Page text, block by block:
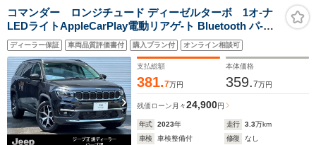
コマンダー ロンジチュード ディーゼルターボ 1オ-ナ
LEDライトAppleCarPlay電動リアゲ-ト Bluetooth パ-キ
ングアシスト アダプティブクル-ズコントロ-ル 純正ナビ
ブラインドスポットモニタ- 純正AW レ-ンキ-プアシスト
衝突被害軽減ブレ-キ 認定中古車保証付き
ディーラー保証 車両品質評価書付 購入プラン付 オンライン相談可
支払総額
381.7万円
本体価格
359.7万円
残価ローン 月々24,900円
年式 2023年 走行 3.3万km
車検
車検整備付 修復
なし